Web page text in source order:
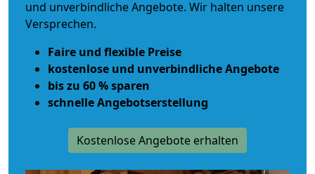
und unverbindliche Angebote. Wir halten unsere
Versprechen.
Faire und flexible Preise
kostenlose und unverbindliche Angebote
bis zu 60 % sparen
schnelle Angebotserstellung
Kostenlose Angebote erhalten